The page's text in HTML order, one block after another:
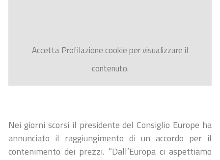
AccettaProfilazionecookie per visualizzare il
contenuto.
Nei giorni scorsi il presidente del Consiglio Europe ha
annunciato il raggiungimento di un accordo per il
contenimento dei prezzi. “Dall’Europa ci aspettiamo